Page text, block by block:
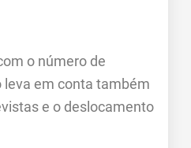
o número de
leva em conta também
e o deslocamento